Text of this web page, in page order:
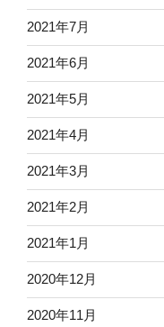
2021年7月
2021年6月
2021年5月
2021年4月
2021年3月
2021年2月
2021年1月
2020年12月
2020年11月